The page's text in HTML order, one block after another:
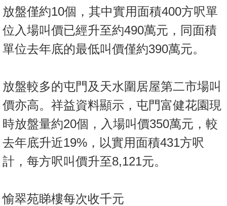
放盤僅約10個，其中實用面積400方呎單
位入場叫價已經升至約490萬元，同面積
單位去年底的最低叫價僅約390萬元。
放盤較多的屯門及天水圍居屋第二市場叫
價亦高。祥益資料顯示，屯門富健花園現
時放盤量約20個，入場叫價350萬元，較
去年底升近19%，以實用面積431方呎
計，每方呎叫價升至8,121元。
愉翠苑睇樓每次收千元